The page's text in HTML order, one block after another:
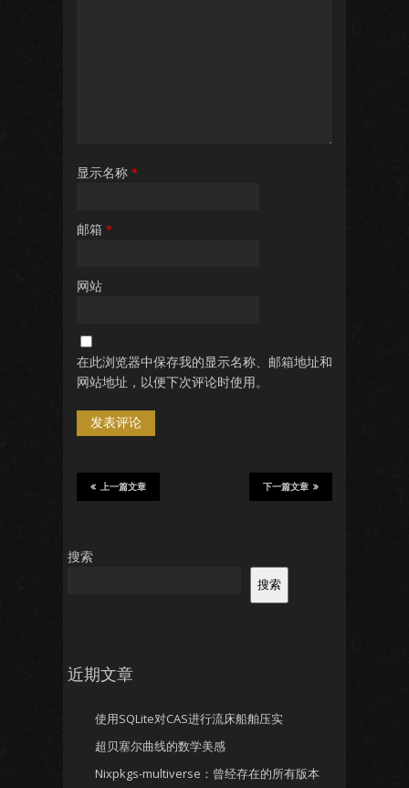
显示名称 *
邮箱 *
网站
在此浏览器中保存我的显示名称、邮箱地址和
网站地址，以便下次评论时使用。
下一篇文章
上一篇文章
搜索
搜索
近期文章
使用SQLite对CAS进行流床船舶压实
超贝塞尔曲线的数学美感
Nixpkgs-multiverse：曾经存在的所有版本